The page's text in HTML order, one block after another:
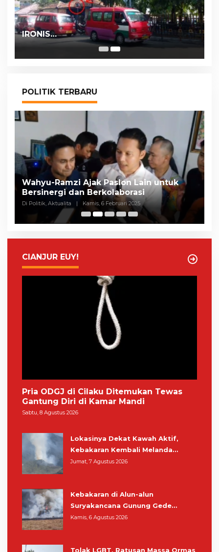
IRONIS…
POLITIK TERBARU
Selisih Suara Tipis, MK Tolak Gugatan
Herman-Ibang, KPU Segera Tetapkan
Wahyu-Ramzi
Di Politik, Aktualita | Rabu, 5 Februari 2025
CIANJUR EUY!
Pria ODGJ di Cilaku Ditemukan Tewas
Gantung Diri di Kamar Mandi
Sabtu, 8 Agustus 2026
Lokasinya Dekat Kawah Aktif,
Kebakaran Kembali Melanda
Kawasan Gunung Gede Pangrango
Jumat, 7 Agustus 2026
Kebakaran di Alun-alun
Suryakancana Gunung Gede
Pangrango, Relawan dan Warga
Kamis, 6 Agustus 2026
Tolak LGBT, Ratusan Massa Ormas